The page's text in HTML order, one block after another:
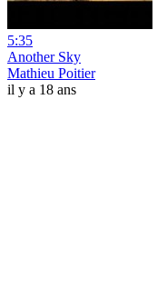
5:35
Another Sky
Mathieu Poitier
il y a 18 ans